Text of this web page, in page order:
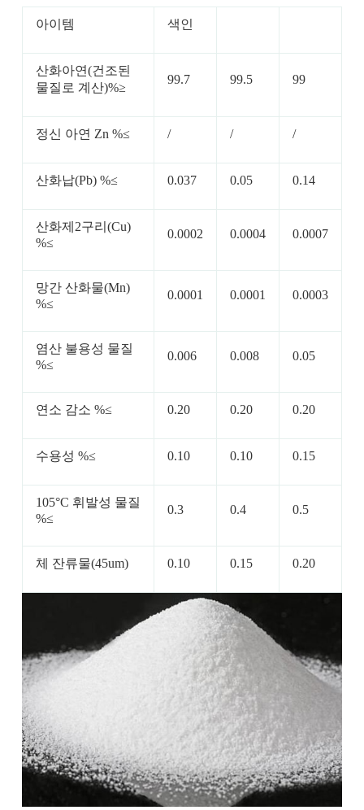
아이템 색인
산화아연(건조된
물질로 계산)%≥
99.7 99.5 99
정신 아연 Zn %≤ / / /
산화납(Pb) %≤ 0.037 0.05 0.14
산화제2구리(Cu)
%≤
0.0002 0.0004 0.0007
망간 산화물(Mn)
%≤
0.0001 0.0001 0.0003
염산 불용성 물질
%≤
0.006 0.008 0.05
연소 감소 %≤ 0.20 0.20 0.20
수용성 %≤ 0.10 0.10 0.15
105°C 휘발성 물질
%≤
0.3 0.4 0.5
체 잔류물(45um) 0.10 0.15 0.20